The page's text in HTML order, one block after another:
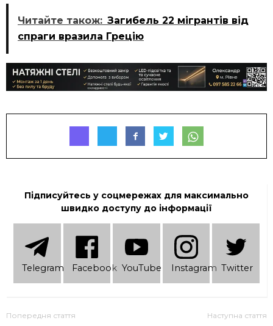
Читайте також: Загибель 22 мігрантів від
спраги вразила Грецію
Підписуйтесь у соцмережах для максимально
швидко доступу до інформації
Telеgram Facebook YouTube Instagram Twitter
Попередня стаття Наступна стаття